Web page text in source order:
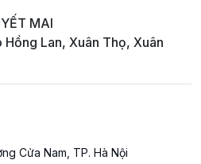
MAI
Lan, Xuân Thọ, Xuân
Cửa Nam, TP. Hà Nội